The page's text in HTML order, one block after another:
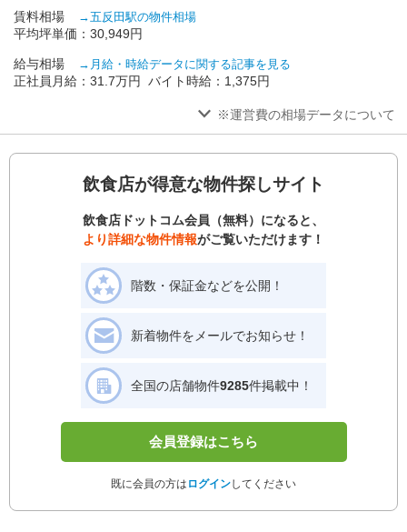
賃料相場 →五反田駅の物件相場
平均坪単価：30,949円
給与相場 →月給・時給データに関する記事を見る
正社員月給：31.7万円 バイト時給：1,375円
※運営費の相場データについて
飲食店が得意な物件探しサイト
飲食店ドットコム会員（無料）になると、
より詳細な物件情報がご覧いただけます！
階数・保証金などを公開！
新着物件をメールでお知らせ！
全国の店舗物件9285件掲載中！
会員登録はこちら
既に会員の方は ログインしてください